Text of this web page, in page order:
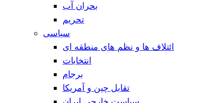
بحران آب
تحریم
سیاسی
ائتلاف ها و نظم های منطقه ای
انتخابات
برجام
تقابل چین و آمریکا